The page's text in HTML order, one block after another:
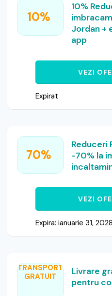
10%
10%
Jordan +
app
VEZI
Expirat
70%
Reduceri
-70% la
VEZI
Expira: ianuarie 31, 2028
TRANSPORT
GRATUIT
Livrare
pentru